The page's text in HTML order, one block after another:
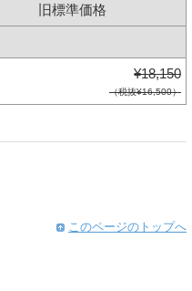
旧標準価格
¥18,150
（税抜¥16,500）
このページのトップへ